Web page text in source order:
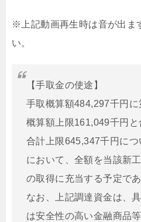
※上記動画再生時は音が出ま
い。
【手取金の使途】
手取概算額484,297千円
概算額上限161,049千円
合計上限645,347千円に
において、全額を当該新
の取得に充当する予定であ
なお、上記調達資金は、
は安全性の高い金融商品